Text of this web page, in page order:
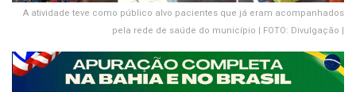
A atividade teve como público alvo pacientes que já eram acompanhados
pela rede de saúde do município | FOTO: Divulgação |